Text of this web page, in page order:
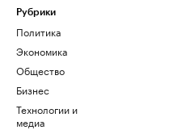
Рубрики
Политика
Экономика
Общество
Бизнес
Технологии и
медиа